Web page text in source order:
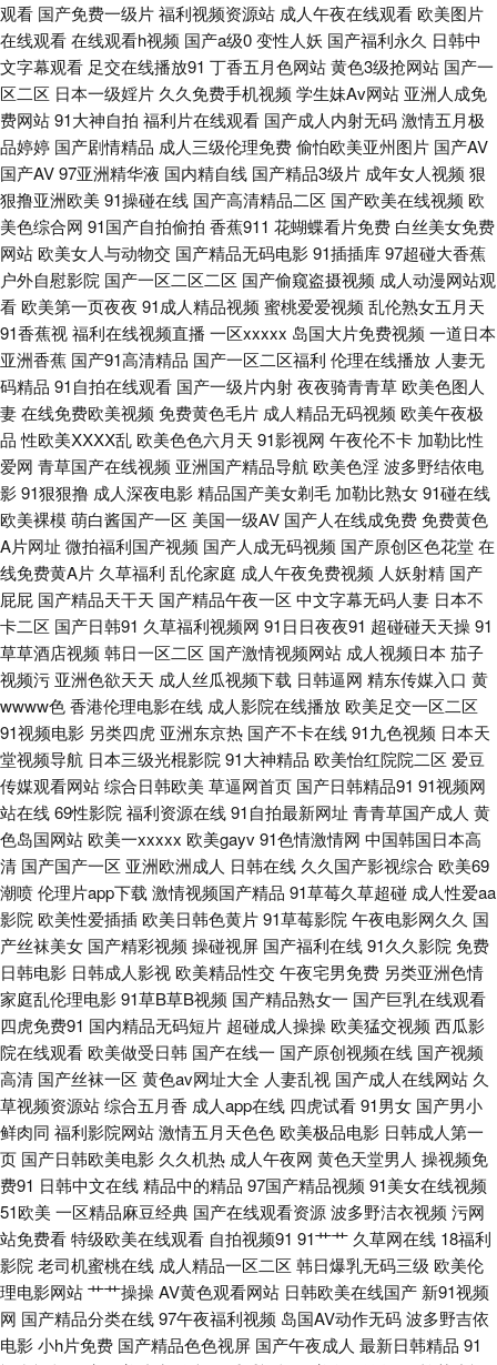
飞美女 91系列国产视频在线 超碰91色导航 国产长腿后入 欧州专区 91传媒
影视 91黄色传媒视频 变态另类萝莉日韩电影 国产传媒视频在线观看 51视频
探花 91网址在线看视频 韩国日本91 香蕉AV热 影音先锋人妻站 91妻人人澡
人人爽 超碰操美女 九草资源 欧美性××× 五月天激情深爱网 91视频在线手机
播放 福利姬99 久久香福利 欧美性感美女网站 五月激情久久破 91福利姬在线
看 91青草娱乐 AV福利免费播放 加勒比一本道无码 青青草热Av 瑟瑟资源站
总站 91爱爱美女 91国内大片 91性视频 www91在线观看 豆花九十一网站成
人 九九性爱 密挑伊人AV 色香蕉欧美导航 亚洲精品日逼网 91高跟玉足 91茄
子网站 91探花超碰 后入高跟国产自拍 久久激情毛片 日韩恋足 午夜成人福利
久久 91cn免费视频 91国产丝袜 九一看片 欧美经典91爱爱 日韩操操操 1024
手机国产视频 91免费观看 成人91蜜臀 操精品大姐 天天干狠狠曰 91视屏专
区 九色91熟女 91国产首业 91人妻福利在线 91在线免费观看蜜臀 韩国色片
妈妈8 日韩欧美超碰 香蕉视频网站 91产精品 91巨炮国产高清视频 91学生妹
极品精品桃花在线观看 欧美日韩色情专区 婷婷东京热亚洲 91n福利姬视频
91在线视频国产在线 国产电影三区 久久一区 欧美日韩在线视频精品 五月天
性交网 91操碰内射 91青青搞 91综合亚洲色图 欧美变态性爱特另类 色婷婷
基地激情片 91AV社区 91黑料在线视频白丝 超碰色婷婷 国模福利91 免费成
人1 日韩三级理论在线中文 91黑丝网站 97午夜影院 国产91绿帽老婆合集 久
久韩国精品 日韩色色资源网 91Nc首页 91男女 A片无码日韩 黑丝诱惑AV 老
牛福利导航 午夜福利电影一区二区 91豆花网 国产福利片91 日韩无码高清一
区 影响先锋乱轮 欧美日韩一区 精品人妻中文字幕专区 91av综合 青青草大香
蕉一本道 中文字幕五月花 91社区论坛 AV倫理巨乳性爱 国产福利微拍一区
欧美图片国产视屏 五月天狠狠干 91成年进入人口 一本免费高清无码 91精品
视频专区精品 99久久一区 东方a青青在线 久久之久久 日韩国产无线码一品
观看 国产免费一级片福利视频资源站 成人午夜在线观看 欧美图片
在线观看在线观看h视频 国产a级0变性人妖 国产福利永久 日韩中
文字幕观看 足交在线播放91 丁香五月色网站黄色3级抢网站 国产一
区二区 日本一级婬片 久久免费手机视频 学生妹Av网站 亚洲人成免
费网站91大神自拍 福利片在线观看 国产成人内射无码激情五月极
品婷婷 国产剧情精品 成人三级伦理免费偷怕欧美亚州图片 国产AV
国产AV97亚洲精华液 国内精自线 国产精品3级片 成年女人视频 狠
狠撸亚洲欧美91操碰在线 国产高清精品二区 国产欧美在线视频 欧
美色综合网 91国产自拍偷拍 香蕉911 花蝴蝶看片免费 白丝美女免费
网站 欧美女人与动物交 国产精品无码电影91插插库97超碰大香蕉
户外自慰影院 国产一区二区二区 国产偷窥盗摄视频 成人动漫网站观
看 欧美第一页夜夜 91成人精品视频 蜜桃爱爱视频 乱伦熟女五月天
91香蕉视福利在线视频直播 一区xxxxx 岛国大片免费视频 一道日本
亚洲香蕉 国产91高清精品 国产一区二区福利 伦理在线播放 人妻无
码精品 91自拍在线观看 国产一级片内射夜夜骑青青草 欧美色图人
妻在线免费欧美视频 免费黄色毛片 成人精品无码视频 欧美午夜极
品 性欧美ⅩⅩⅩⅩ乱 欧美色色六月天 91影视网 午夜伦不卡 加勒比性
爱网 青草国产在线视频 亚洲国产精品导航 欧美色淫波多野结依电
影91狠狠撸 成人深夜电影精品国产美女剃毛 加勒比熟女91碰在线
欧美裸模 萌白酱国产一区 美国一级AV 国产人在线成免费免费黄色
A片网址 微拍福利国产视频 国产人成无码视频 国产原创区色花堂在
线免费黄A片 久草福利 乱伦家庭 成人午夜免费视频 人妖射精 国产
屁屁 国产精品天干天 国产精品午夜一区 中文字幕无码人妻 日本不
卡二区 国产日韩91 久草福利视频网 91日日夜夜91 超碰碰天天操91
草草酒店视频 韩日一区二区 国产激情视频网站 成人视频日本 茄子
视频污 亚洲色欲天天 成人丝瓜视频下载 日韩逼网 精东传媒入口 黄
wwww色香港伦理电影在线 成人影院在线播放 欧美足交一区二区
91视频电影 另类四虎 亚洲东京热 国产不卡在线91九色视频 日本天
堂视频导航 日本三级光棍影院91大神精品 欧美怡红院院二区 爱豆
传媒观看网站综合日韩欧美草逼网首页 国产日韩精品91 91视频网
站在线69性影院福利资源在线91自拍最新网址 青青草国产成人 黄
色岛国网站 欧美一xxxxx 欧美gayv91色情激情网 中国韩国日本高
清 国产国产一区 亚洲欧洲成人 日韩在线 久久国产影视综合 欧美69
潮喷伦理片app下载激情视频国产精品 91草莓久草超碰 成人性爱aa
影院 欧美性爱插插 欧美日韩色黄片91草莓影院午夜电影网久久 国
产丝袜美女 国产精彩视频 操碰视屏 国产福利在线91久久影院免费
日韩电影 日韩成人影视 欧美精品性交 午夜宅男免费 另类亚洲色情
家庭乱伦理电影91草B草B视频 国产精品熟女一 国产巨乳在线观看
四虎免费91 国内精品无码短片 超碰成人操操 欧美猛交视频 西瓜影
院在线观看 欧美做受日韩 国产在线一 国产原创视频在线 国产视频
高清 国产丝袜一区 黄色av网址大全 人妻乱视 国产成人在线网站 久
草视频资源站综合五月香 成人app在线 四虎试看91男女 国产男小
鲜肉同 福利影院网站激情五月天色色 欧美极品电影 日韩成人第一
页 国产日韩欧美电影 久久机热 成人午夜网 黄色天堂男人 操视频免
费91 日韩中文在线精品中的精品 97国产精品视频 91美女在线视频
51欧美一区精品麻豆经典 国产在线观看资源波多野洁衣视频 污网
站免费看特级欧美在线观看 自拍视频91 91艹艹 久草网在线 18福利
影院老司机蜜桃在线 成人精品一区二区 韩日爆乳无码三级 欧美伦
理电影网站艹艹操操AV黄色观看网站 日韩欧美在线国产 新91视频
网 国产精品分类在线97午夜福利视频 岛国AV动作无码波多野吉依
电影小h片免费 国产精品色色视屏 国产午夜成人 最新日韩精品 91